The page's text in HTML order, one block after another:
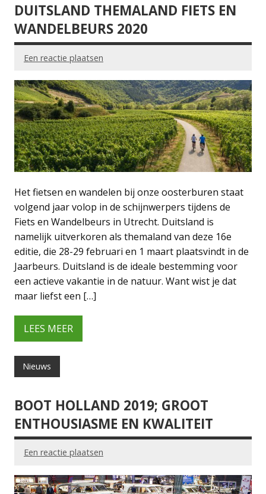
DUITSLAND THEMALAND FIETS EN
WANDELBEURS 2020
Een reactie plaatsen
Het fietsen en wandelen bij onze oosterburen staat
volgend jaar volop in de schijnwerpers tijdens de
Fiets en Wandelbeurs in Utrecht. Duitsland is
namelijk uitverkoren als themaland van deze 16e
editie, die 28-29 februari en 1 maart plaatsvindt in de
Jaarbeurs. Duitsland is de ideale bestemming voor
een actieve vakantie in de natuur. Want wist je dat
maar liefst een […]
LEES MEER
Nieuws
BOOT HOLLAND 2019; GROOT
ENTHOUSIASME EN KWALITEIT
Een reactie plaatsen